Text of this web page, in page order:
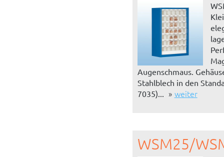
Augenschmaus.
Stahlblech in den
7035)...
weiter
WSM25/